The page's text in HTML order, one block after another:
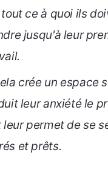
ce à quoi ils
jusqu'à leur
crée un espace
leur anxiété le
leur permet de se
et prêts.